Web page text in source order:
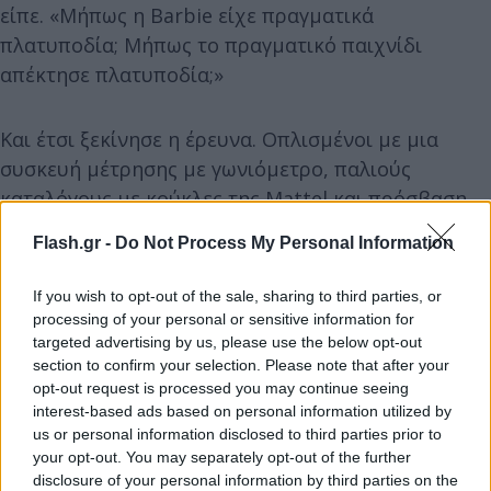
Flash.gr - Do Not Process My Personal Information
If you wish to opt-out of the sale, sharing to third parties, or
processing of your personal or sensitive information for
targeted advertising by us, please use the below opt-out
section to confirm your selection. Please note that after your
opt-out request is processed you may continue seeing
interest-based ads based on personal information utilized by
us or personal information disclosed to third parties prior to
your opt-out. You may separately opt-out of the further
disclosure of your personal information by third parties on the
είπε. «Μήπως η Barbie είχε πραγματικά
πλατυποδία; Μήπως το πραγματικό παιχνίδι
απέκτησε πλατυποδία;»
Και έτσι ξεκίνησε η έρευνα. Οπλισμένοι με μια
συσκευή μέτρησης με γωνιόμετρο, παλιούς
καταλόγους με κούκλες της Mattel και πρόσβαση
σε μια προσωπική συλλογή εκατοντάδων κούκλων,
η Williams και οι συνεργάτες της έλεγξαν τις γωνίες
των ποδιών 2.750 Barbies που κυκλοφόρησαν από
το 1959 έως τον περασμένο Ιούνιο.
Η πορεία της Barbie
Για τα πρώτα 30 χρόνια, όταν η Barbie ξεκίνησε ως
μοντέλο μόδας, έκανε σκληρή δουλειά για να